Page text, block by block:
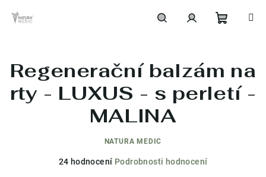
košík
Regenerační balzám na
rty - LUXUS - s perletí -
MALINA
NATURA MEDIC
Průměrné
24 hodnocení Podrobnosti hodnocení